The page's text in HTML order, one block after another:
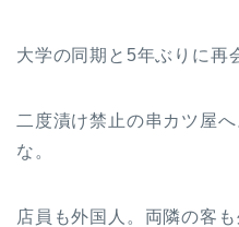
大学の同期と5年ぶりに再
二度漬け禁止の串カツ屋
な。
店員も外国人。両隣の客